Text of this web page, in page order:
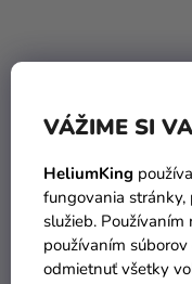
VÁŽIME SI
HeliumKing
fungovania stránky,
služieb.
používaním
odmietnuť všetky
Recy) biela 16 x 23
`č.5` [250 ks]
19,90 €